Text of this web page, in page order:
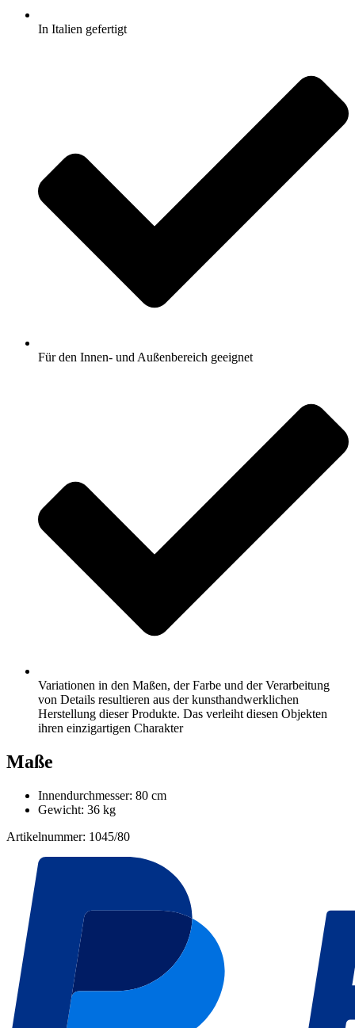
In Italien gefertigt
Für den Innen- und Außenbereich geeignet
Variationen in den Maßen, der Farbe und der Verarbeitung
von Details resultieren aus der kunsthandwerklichen
Herstellung dieser Produkte. Das verleiht diesen Objekten
ihren einzigartigen Charakter
Maße
Innendurchmesser: 80 cm
Gewicht: 36 kg
Artikelnummer: 1045/80